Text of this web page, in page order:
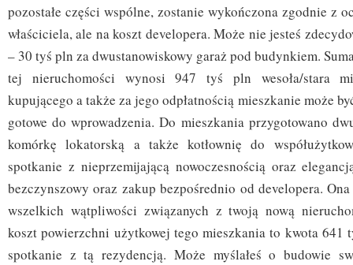
pozostałe części wspólne, zostanie wykończona zgodnie z
właściciela, ale na koszt developera. Może nie jesteś
– 30 tyś pln za dwustanowiskowy garaż pod budynkiem.
tej nieruchomości wynosi 947 tyś pln wesoła/stara
kupującego a także za jego odpłatnością mieszkanie może
gotowe do wprowadzenia. Do mieszkania przygotowano
komórkę lokatorską a także kotłownię do
spotkanie z nieprzemijającą nowoczesnością oraz
bezczynszowy oraz zakup bezpośrednio od developera.
wszelkich wątpliwości związanych z twoją nową
koszt powierzchni użytkowej tego mieszkania to kwota 641
spotkanie z tą rezydencją. Może myślałeś o budowie